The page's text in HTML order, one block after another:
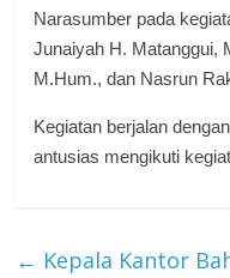
Narasumber pada
Junaiyah H. Matanggui,
M.Hum., dan Nasrun
Kegiatan berjalan
antusias mengikuti
← Kepala Kantor